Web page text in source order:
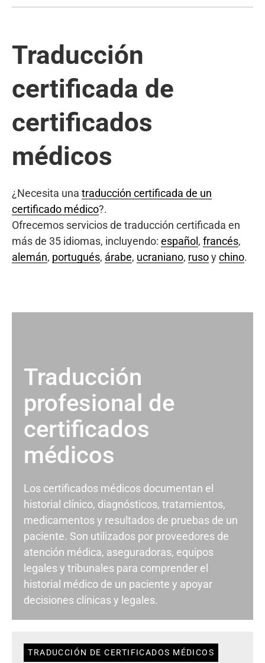
Traducción
certificada de
certificados
médicos
¿Necesita una traducción certificada de un
certificado médico?.
Ofrecemos servicios de traducción certificada en
más de 35 idiomas, incluyendo: español , francés,
alemán, portugués, árabe, ucraniano, rusoychino.
Traducción
profesional de
certificados
médicos
Los certificados médicos documentan el
historial clínico, diagnósticos, tratamientos,
medicamentos y resultados de pruebas de un
paciente. Son utilizados por proveedores de
atención médica, aseguradoras, equipos
legales y tribunales para comprender el
historial médico de un paciente y apoyar
decisiones clínicas y legales.
TRADUCCIÓN DE CERTIFICADOS MÉDICOS